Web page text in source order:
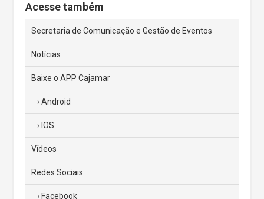
Acesse também
Secretaria de Comunicação e Gestão de Eventos
Notícias
Baixe o APP Cajamar
Android
IOS
Vídeos
Redes Sociais
Facebook